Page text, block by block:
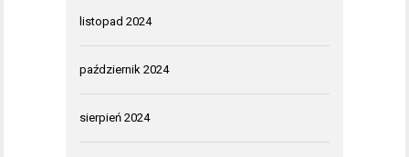
listopad 2024
październik 2024
sierpień 2024